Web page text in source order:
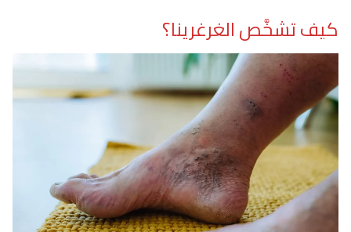
كيف تشخَّص الغرغرينا؟